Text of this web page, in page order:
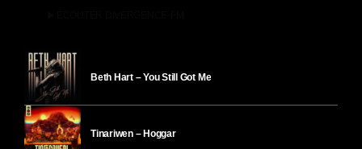
Beth Hart – You Still Got Me
Tinariwen – Hoggar